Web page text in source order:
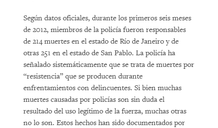
Según datos oficiales, durante los primeros seis meses
de 2012, miembros de la policía fueron responsables
de 214 muertes en el estado de Río de Janeiro y de
otras 251 en el estado de San Pablo. La policía ha
señalado sistemáticamente que se trata de muertes por
“resistencia” que se producen durante
enfrentamientos con delincuentes. Si bien muchas
muertes causadas por policías son sin duda el
resultado del uso legítimo de la fuerza, muchas otras
no lo son. Estos hechos han sido documentados por